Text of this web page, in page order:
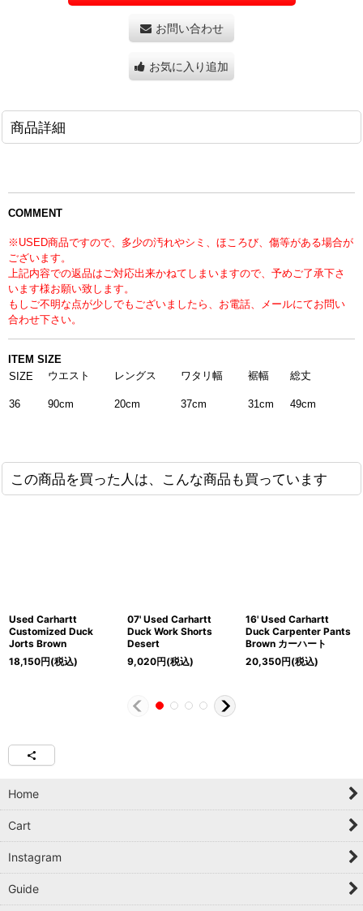
お問い合わせ
お気に入り追加
商品詳細
COMMENT
※USED商品ですので、多少の汚れやシミ、ほころび、傷等がある場合が
ございます。
上記内容での返品はご対応出来かねてしまいますので、予めご了承下さ
います様お願い致します。
もしご不明な点が少しでもございましたら、お電話、メールにてお問い
合わせ下さい。
ITEM SIZE
SIZE
ウエスト レングス ワタリ幅 裾幅 総丈
36 90cm 20cm 37cm 31cm 49cm
この商品を買った人は、こんな商品も買っています
Used Carhartt
Customized Duck
Jorts Brown
18,150円(税込)
07' Used Carhartt
Duck Work Shorts
Desert
9,020円(税込)
16' Used Carhartt
Duck Carpenter Pants
Brown カーハート
20,350円(税込)
Home
Cart
Instagram
Guide